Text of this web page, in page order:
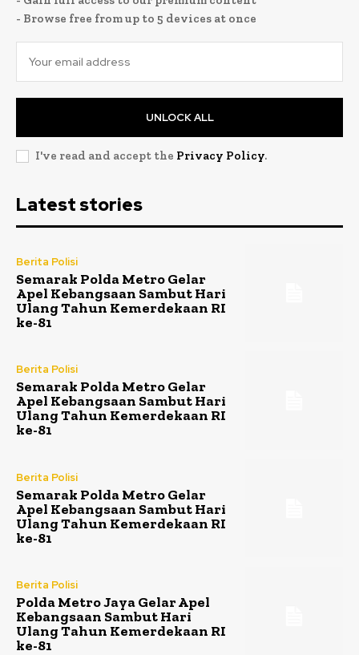
- Browse free from up to 5 devices at once
UNLOCK ALL
I've read and accept the Privacy Policy.
Latest stories
Berita Polisi
Semarak Polda Metro Gelar
Apel Kebangsaan Sambut Hari
Ulang Tahun Kemerdekaan RI
ke-81
Berita Polisi
Semarak Polda Metro Gelar
Apel Kebangsaan Sambut Hari
Ulang Tahun Kemerdekaan RI
ke-81
Berita Polisi
Semarak Polda Metro Gelar
Apel Kebangsaan Sambut Hari
Ulang Tahun Kemerdekaan RI
ke-81
Berita Polisi
Polda Metro Jaya Gelar Apel
Kebangsaan Sambut Hari
Ulang Tahun Kemerdekaan RI
ke-81